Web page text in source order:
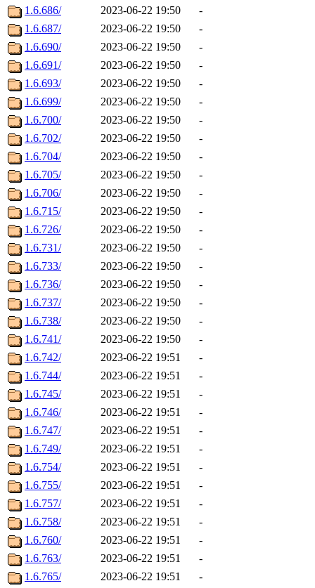
1.6.686/
2023-06-22 19:50
-
1.6.687/
2023-06-22 19:50
-
1.6.690/
2023-06-22 19:50
-
1.6.691/
2023-06-22 19:50
-
1.6.693/
2023-06-22 19:50
-
1.6.699/
2023-06-22 19:50
-
1.6.700/
2023-06-22 19:50
-
1.6.702/
2023-06-22 19:50
-
1.6.704/
2023-06-22 19:50
-
1.6.705/
2023-06-22 19:50
-
1.6.706/
2023-06-22 19:50
-
1.6.715/
2023-06-22 19:50
-
1.6.726/
2023-06-22 19:50
-
1.6.731/
2023-06-22 19:50
-
1.6.733/
2023-06-22 19:50
-
1.6.736/
2023-06-22 19:50
-
1.6.737/
2023-06-22 19:50
-
1.6.738/
2023-06-22 19:50
-
1.6.741/
2023-06-22 19:50
-
1.6.742/
2023-06-22 19:51
-
1.6.744/
2023-06-22 19:51
-
1.6.745/
2023-06-22 19:51
-
1.6.746/
2023-06-22 19:51
-
1.6.747/
2023-06-22 19:51
-
1.6.749/
2023-06-22 19:51
-
1.6.754/
2023-06-22 19:51
-
1.6.755/
2023-06-22 19:51
-
1.6.757/
2023-06-22 19:51
-
1.6.758/
2023-06-22 19:51
-
1.6.760/
2023-06-22 19:51
-
1.6.763/
2023-06-22 19:51
-
1.6.765/
2023-06-22 19:51
-